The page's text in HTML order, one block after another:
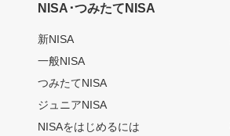
NISA･つみたてNISA
新NISA
一般NISA
つみたてNISA
ジュニアNISA
NISAをはじめるには